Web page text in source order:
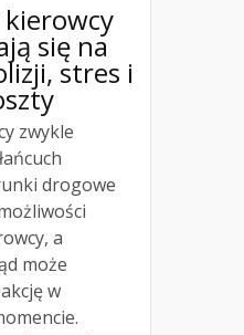
kierowcy
się na
stres i
zwykle
drogowe
a
może
w